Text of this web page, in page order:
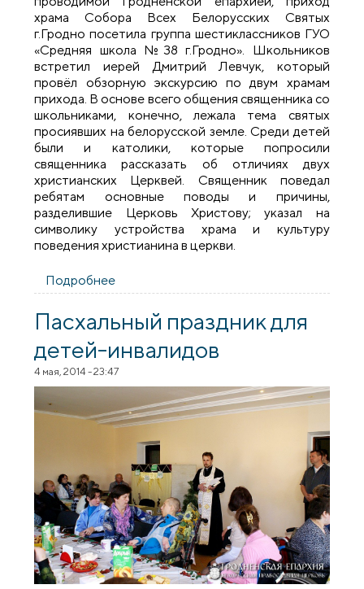
храма Собора Всех Белорусских Святых
г.Гродно посетила группа шестиклассников ГУО
«Средняя школа №38 г.Гродно». Школьников
встретил иерей Дмитрий Левчук, который
провёл обзорную экскурсию по двум храмам
прихода. В основе всего общения священника со
школьниками, конечно, лежала тема святых
просиявших на белорусской земле. Среди детей
были и католики, которые попросили
священника рассказать об отличиях двух
христианских Церквей. Священник поведал
ребятам основные поводы и причины,
разделившие Церковь Христову; указал на
символику устройства храма и культуру
поведения христианина в церкви.
Подробнее
Всех Белорусских Святых города
Гродно
Пасхальный праздник для
детей-инвалидов
4 мая, 2014 - 23:47